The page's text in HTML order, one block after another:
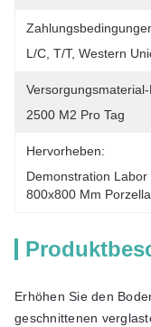
L/C, T/T, Western
2500 M2 Pro Tag
Hervorheben:
Demonstration Labor
800x800 Mm
Erhöhen Sie den
geschnittenen